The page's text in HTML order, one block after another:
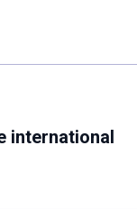
international